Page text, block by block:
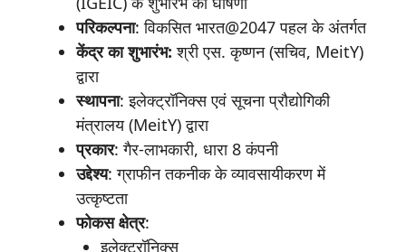
परिकल्पना: विकसित भारत@2047 पहल के अंतर्गत
केंद्र का शुभारंभ: श्री एस. कृष्णन (सचिव, MeitY)
द्वारा
स्थापना: इलेक्ट्रॉनिक्स एवं सूचना प्रौद्योगिकी
मंत्रालय (MeitY) द्वारा
प्रकार: गैर-लाभकारी, धारा 8 कंपनी
उद्देश्य: ग्राफीन तकनीक के व्यावसायीकरण में
उत्कृष्टता
फोकसक्षेत्र:
इलेक्ट्रॉनिक्स